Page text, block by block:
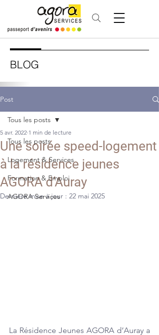
BLOG
Post
Tous les posts
Logement & Services
Formation & Emploi
AGORA Services
Tous les posts
Une soirée speed-logement
à la résidence jeunes
AGORA d’Auray
5 avr. 2022 1 min de lecture
Dernière mise à jour : 22 mai 2025
La Résidence Jeunes AGORA d’Auray a